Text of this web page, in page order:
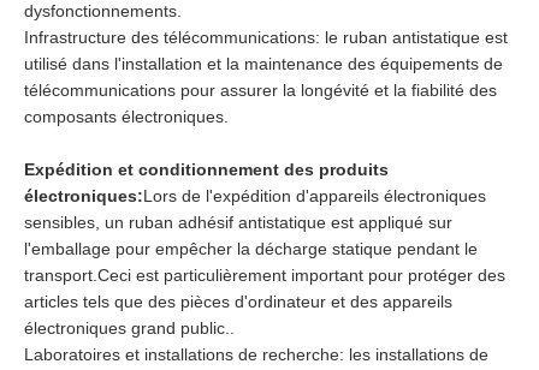
dysfonctionnements.
Infrastructure des télécommunications: le ruban antistatique est
utilisé dans l'installation et la maintenance des équipements de
télécommunications pour assurer la longévité et la fiabilité des
composants électroniques.
Expédition et conditionnement des produits
électroniques:Lors de l'expédition d'appareils électroniques
sensibles, un ruban adhésif antistatique est appliqué sur
l'emballage pour empêcher la décharge statique pendant le
transport.Ceci est particulièrement important pour protéger des
articles tels que des pièces d'ordinateur et des appareils
électroniques grand public..
Laboratoires et installations de recherche: les installations de